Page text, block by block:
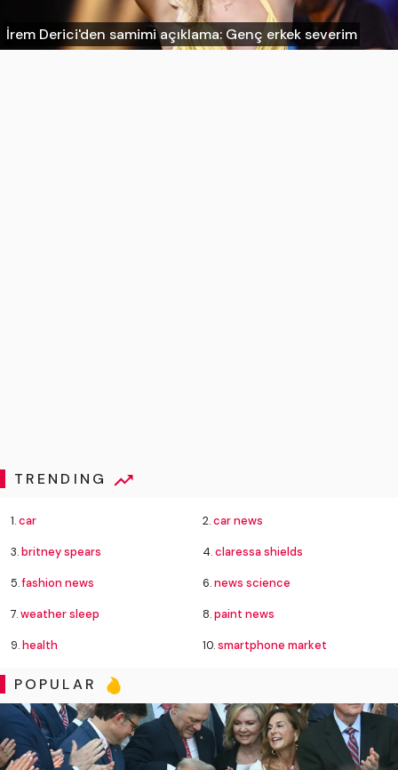
İrem Derici'den samimi açıklama: Genç erkek severim
TRENDING
1.car 2.car news
3.britney spears 4.claressa shields
5.fashion news 6.news science
7.weather sleep 8.paint news
9.health 10.smartphone market
POPULAR